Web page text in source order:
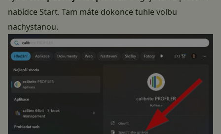
nabídce Start. Tam máte dokonce tuhle volbu
nachystanou.